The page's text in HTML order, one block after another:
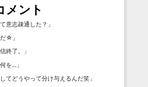
メント
意志疎通した？ 」
だ☆ 」
終了。
」
を... 」
てどうやって分け与えるんだ笑 」